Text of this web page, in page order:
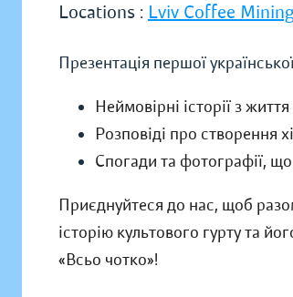
Locations : Lviv Coffee
Презентація першої
Неймовірні історії з
Розповіді про створення
Спогади та фотографії, що
Приєднуйтеся до нас, щоб
історію культового гурту та
«Всьо чотко»!